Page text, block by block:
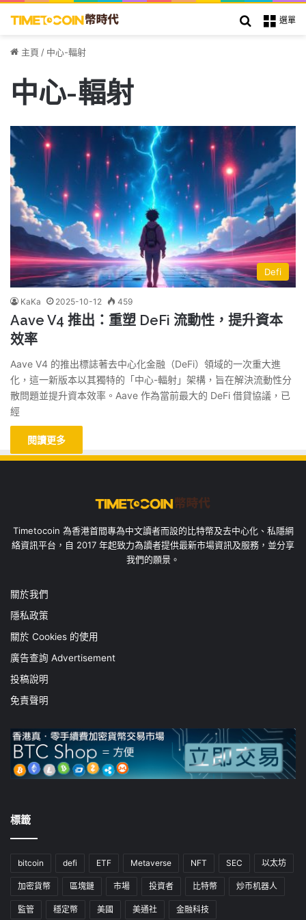
選單
搜索
主頁 / 中心-輻射
中心-輻射
Defi
KaKa 2025-10-12 459
Aave V4 推出：重塑 DeFi 流動性，提升資本
效率
Aave V4 的推出標誌著去中心化金融（DeFi）領域的一次重大進
化，這一新版本以其獨特的「中心-輻射」架構，旨在解決流動性分
散問題並提升資本效率。Aave 作為當前最大的 DeFi 借貸協議，已
經
閱讀更多
Timetocoin 為香港首間專為中文讀者而設的比特幣及去中心化、私隱網
絡資訊平台，自 2017 年起致力為讀者提供最新市場資訊及服務，並分享
我們的願景。
關於我們
隱私政策
關於 Cookies 的使用
廣告查詢 Advertisement
投稿說明
免責聲明
標籤
bitcoin defi ETF Metaverse NFT SEC 以太坊
加密貨幣 區塊鏈 市場 投資者 比特幣 炒币机器人
監管 穩定幣 美國 美通社 金融科技